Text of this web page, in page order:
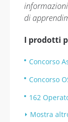
di
I prodotti
Concorso
Concorso
162
Mostra